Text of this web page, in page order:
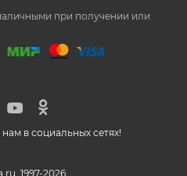
в социальных сетях!
1997-2026
при получении или